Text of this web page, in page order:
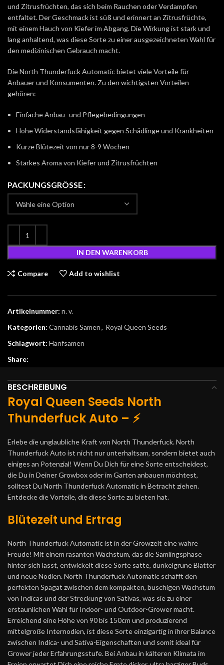
und Zitrusfrüchten, das sich beim Rauchen oder Verdampfen
entfaltet. Der Geschmack ist süß und erinnert an Zitrusfrüchte,
mit einem Hauch von Kiefer im Abgang. Die Wirkung ist stark und
lang anhaltend, was diese Sorte zu einer ausgezeichneten Wahl für
den medizinischen Gebrauch macht.
Die North Thunderfuck Automatic bietet viele Vorteile für
Anbauer und Konsumenten. Zu den wichtigsten Vorteilen
gehören:
Einfache Anbau- und Pflegebedingungen
Hohe Widerstandsfähigkeit gegen Schädlinge und Krankheiten
Kurze Blütezeit von nur 8-9 Wochen
Starkes Aroma von Kiefer und Zitrusfrüchten
PACKUNGSGRÖSSE
IN DEN WARENKORB
Compare Add to wishlist
Artikelnummer: n. v.
Kategorien: Cannabis Samen, Royal Queen Seeds
Schlagwort: Hanfsamen
Share:
BESCHREIBUNG
Royal Queen Seeds North
Thunderfuck Auto – ⚡
Erlebe die unglaubliche Kraft von North Thunderfuck. North
Thunderfuck Auto ist nicht nur unterhaltsam, sondern bietet auch
einiges an Potenzial! Wenn Du Dich für eine Sorte entscheidest,
die Du in Deiner Growbox oder im Garten anbauen möchtest,
solltest Du North Thunderfuck Automatic in Betracht ziehen.
Entdecke die Vorteile, die diese Sorte zu bieten hat.
Blütezeit und Ertrag
North Thunderfuck Automatic ist in der Growzelt eine wahre
Freude! Mit einem rasanten Wachstum, das die Sämlingsphase
hinter sich lässt, entwickelt diese Sorte satte, dunkelgrüne Blätter
und neue Nodien. North Thunderfuck Automatic schafft den
perfekten Spagat zwischen dem kompakten, buschigen Wachstum
von Indicas und der Streckung von Sativas, was sie zu einer
erstaunlichen Wahl für Indoor- und Outdoor-Grower macht.
Erreichend eine Höhe von 90 bis 150cm und produzierend
mittelgroße Internodien, ist diese Sorte einzigartig in ihrer Balance
zwischen Indica- und Sativa-Eigenschaften und somit ideal für
Grower jeder Erfahrungsstufe. Bei Anbau in kälteren Klimata im